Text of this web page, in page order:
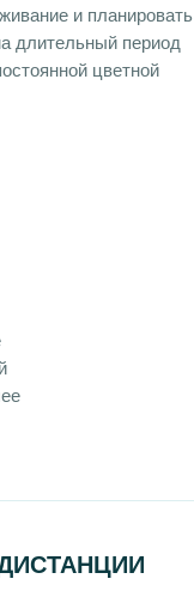
и планировать
длительный период
цветной